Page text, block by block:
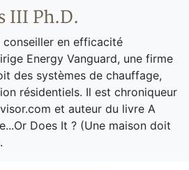
III Ph.D.
en efficacité
Energy Vanguard, une firme
des systèmes de chauffage,
résidentiels. Il est chroniqueur
et auteur du livre A
Does It ? (Une maison doit